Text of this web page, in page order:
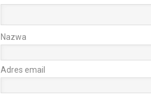
Nazwa
Adres email